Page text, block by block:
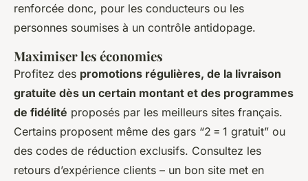
renforcée donc, pour les conducteurs ou les
personnes soumises à un contrôle antidopage.
Maximiser les économies
Profitez des promotions régulières, de la livraison
gratuite dès un certain montant et des programmes
de fidélité proposés par les meilleurs sites français.
Certains proposent même des gars “2 = 1 gratuit” ou
des codes de réduction exclusifs. Consultez les
retours d’expérience clients – un bon site met en